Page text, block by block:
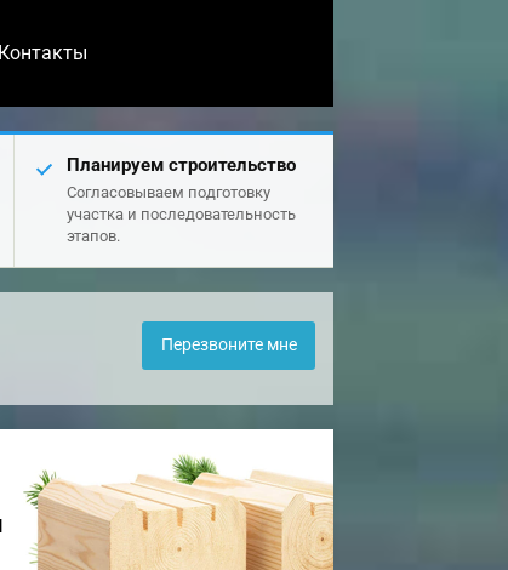
Контакты
Планируем строительство
Согласовываем подготовку
участка и последовательность
этапов.
Перезвоните мне